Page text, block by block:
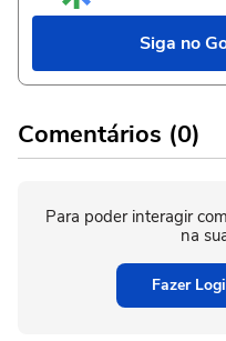
Siga no
Comentários (0)
Para poder interagir
na
Fazer